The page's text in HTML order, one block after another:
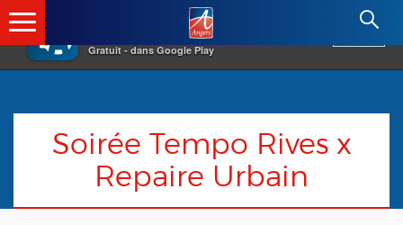
×
Gratuit - dans Google Play
Angers.fr : Retour à l'accueil
Soirée Tempo Rives x
Repaire Urbain